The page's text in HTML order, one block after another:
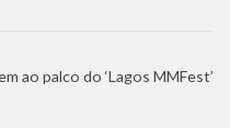
ao palco do ‘Lagos MMFest’